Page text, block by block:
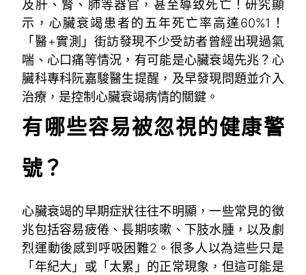
及肝、腎、肺等器官，甚至導致死亡！研究顯
示，心臟衰竭患者的五年死亡率高達60%1 ！
「醫+實測」街訪發現不少受訪者曾經出現過氣
喘、心口痛等情況，有可能是心臟衰竭先兆？心
臟科專科阮嘉駿醫生提醒，及早發現問題並介入
治療，是控制心臟衰竭病情的關鍵。
有哪些容易被忽視的健康警
號？
心臟衰竭的早期症狀往往不明顯，一些常見的徵
兆包括容易疲倦、長期咳嗽、下肢水腫，以及劇
烈運動後感到呼吸困難2 。很多人以為這些只是
「年紀大」或「太累」的正常現象，但這可能是